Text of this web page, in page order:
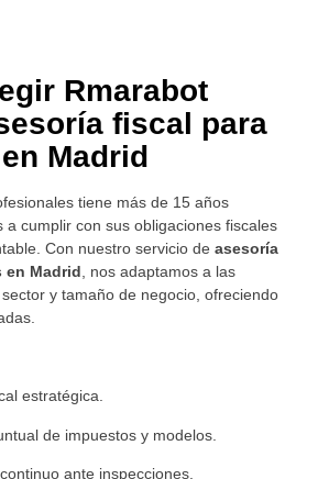
Rmarabot
fiscal para
Madrid
tiene más de 15 años
a cumplir con sus obligaciones fiscales
Con nuestro servicio de asesoría
en Madrid, nos adaptamos a las
y tamaño de negocio, ofreciendo
estratégica.
de impuestos y modelos.
ante inspecciones.